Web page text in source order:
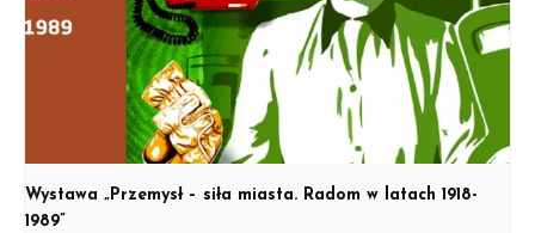
Wystawa „Przemysł – siła miasta. Radom w latach 1918-
1989”